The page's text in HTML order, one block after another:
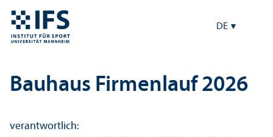
DE
Bauhaus Firmenlauf 2026
verantwortlich: